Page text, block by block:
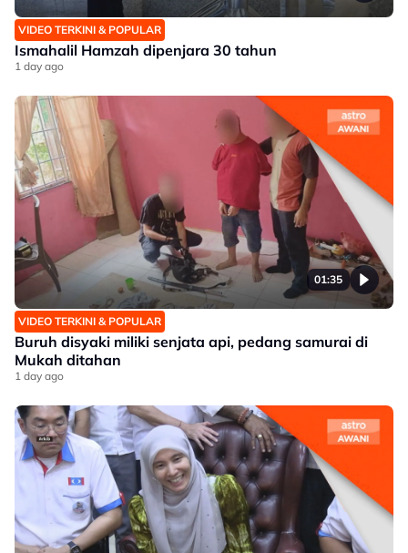
VIDEO TERKINI & POPULAR
Ismahalil Hamzah dipenjara 30 tahun
1 day ago
01:35
VIDEO TERKINI & POPULAR
Buruh disyaki miliki senjata api, pedang samurai di
Mukah ditahan
1 day ago